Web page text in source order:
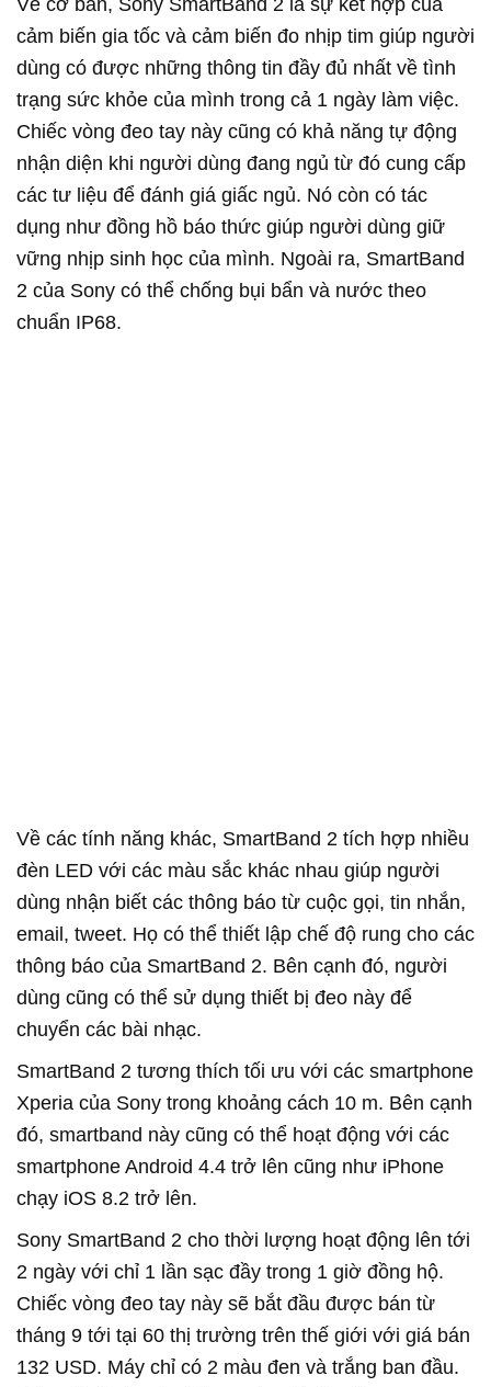
Về cơ bản, Sony SmartBand 2 là sự kết hợp của
cảm biến gia tốc và cảm biến đo nhịp tim giúp người
dùng có được những thông tin đầy đủ nhất về tình
trạng sức khỏe của mình trong cả 1 ngày làm việc.
Chiếc vòng đeo tay này cũng có khả năng tự động
nhận diện khi người dùng đang ngủ từ đó cung cấp
các tư liệu để đánh giá giấc ngủ. Nó còn có tác
dụng như đồng hồ báo thức giúp người dùng giữ
vững nhịp sinh học của mình. Ngoài ra, SmartBand
2 của Sony có thể chống bụi bẩn và nước theo
chuẩn IP68.
Về các tính năng khác, SmartBand 2 tích hợp nhiều
đèn LED với các màu sắc khác nhau giúp người
dùng nhận biết các thông báo từ cuộc gọi, tin nhắn,
email, tweet. Họ có thể thiết lập chế độ rung cho các
thông báo của SmartBand 2. Bên cạnh đó, người
dùng cũng có thể sử dụng thiết bị đeo này để
chuyển các bài nhạc.
SmartBand 2 tương thích tối ưu với các smartphone
Xperia của Sony trong khoảng cách 10 m. Bên cạnh
đó, smartband này cũng có thể hoạt động với các
smartphone Android 4.4 trở lên cũng như iPhone
chạy iOS 8.2 trở lên.
Sony SmartBand 2 cho thời lượng hoạt động lên tới
2 ngày với chỉ 1 lần sạc đầy trong 1 giờ đồng hộ.
Chiếc vòng đeo tay này sẽ bắt đầu được bán từ
tháng 9 tới tại 60 thị trường trên thế giới với giá bán
132 USD. Máy chỉ có 2 màu đen và trắng ban đầu.